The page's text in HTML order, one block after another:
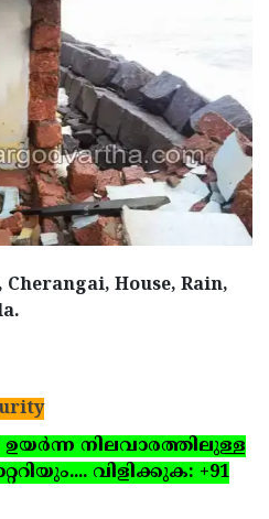
House, Rain,
നിലവാരത്തിലുള്ള
വിളിക്കുക: +91